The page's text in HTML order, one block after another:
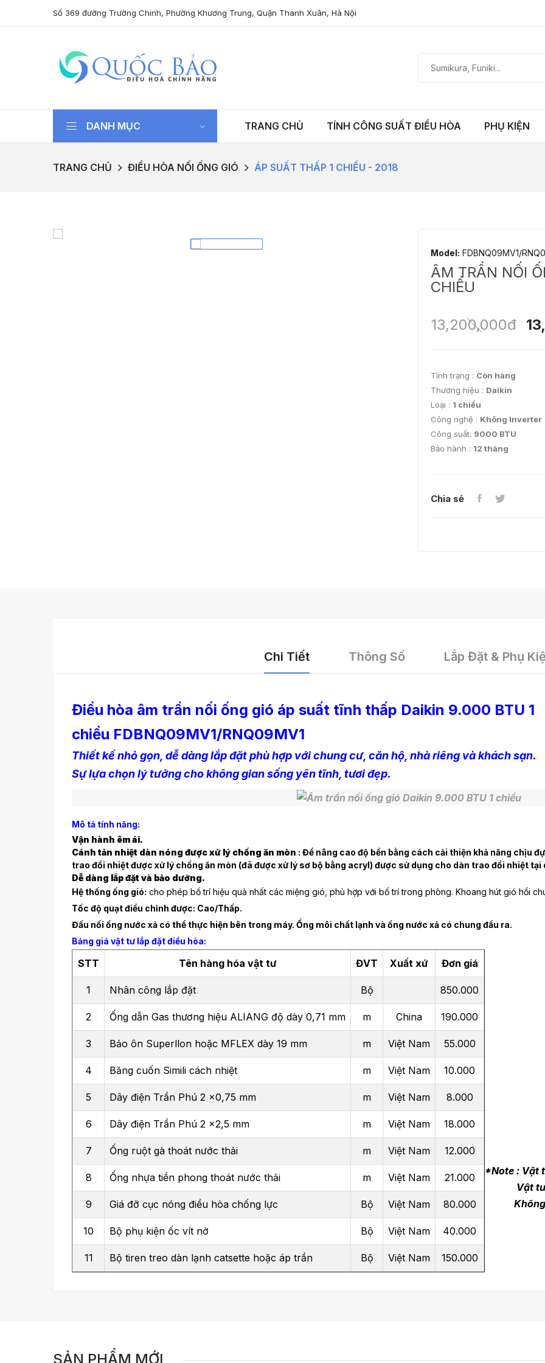
Số 369 đường Trường Chinh, Phường Khương Trung, Quận Thanh Xuân, Hà Nội
DANH MỤC TRANG CHỦ TÍNH CÔNG SUẤT ĐIỀU HÒA PHỤ KIỆN
TRANG CHỦ ĐIỀU HÒA NỐI ỐNG GIÓ ÁP SUẤT THẤP 1 CHIỀU - 2018
Model: FDBNQ09MV1/
ÂM TRẦN NỐI
CHIỀU
13,200,000đ
Tình trạng : Còn hàng
Thương hiệu : Daikin
Loại : 1 chiều
Công nghệ : Không Inverter
Công suất: 9000 BTU
Bảo hành : 12 tháng
Chia sẻ
Chi Tiết Thông Số Lắp Đặt & Phụ
Điều hòa âm trần nối ống gió áp suất tĩnh thấp Daikin 9.000 BTU 1
chiều FDBNQ09MV1/RNQ09MV1
Thiết kế nhỏ gọn, dễ dàng lắp đặt phù hợp với chung cư, căn hộ, nhà riêng và khách sạn.
Sự lựa chọn lý tưởng cho không gian sống yên tĩnh, tươi đẹp.
Mô tả tính năng:
Vận hành êm ái.
Cánh tản nhiệt dàn nóng được xử lý chống ăn mòn : Để nâng cao độ bền bằng cách cải thiện khả năng chịu
trao đổi nhiệt được xử lý chống ăn mòn (đã được xử lý sơ bộ bằng acryl) được sử dụng cho dàn trao đổi nhiệt tại
Dễ dàng lắp đặt và bảo dưỡng.
Hệ thống ống gió: cho phép bố trí hiệu quả nhất các miệng gió, phù hợp với bố trí trong phòng. Khoang hút gió hồi
Tốc độ quạt điều chỉnh được: Cao/Thấp.
Đấu nối ống nước xả có thể thực hiện bên trong máy. Ống môi chất lạnh và ống nước xả có chung đầu ra.
Bảng giá vật tư lắp đặt điều hòa:
STT Tên hàng hóa vật tư ĐVT Xuất xứ Đơn giá
1 Nhân công lắp đặt Bộ 850.000
2 Ống dẫn Gas thương hiệu ALIANG độ dày 0,71 mm m China 190.000
3 Bảo ôn Superllon hoặc MFLEX dày 19 mm m Việt Nam 55.000
4 Băng cuốn Simili cách nhiệt m Việt Nam 10.000
5 Dây điện Trần Phú 2 x0,75 mm m Việt Nam 8.000
6 Dây điện Trần Phú 2 x2,5 mm m Việt Nam 18.000
7 Ống ruột gà thoát nước thải m Việt Nam 12.000
8 Ống nhựa tiền phong thoát nước thải m Việt Nam 21.000
9 Giá đỡ cục nóng điều hòa chống lực Bộ Việt Nam 80.000
10 Bộ phụ kiện ốc vít nở Bộ Việt Nam 40.000
11 Bộ tiren treo dàn lạnh catsette hoặc áp trần Bộ Việt Nam 150.000
*Note : Vật
Vật tư
Không
SẢN PHẨM MỚI